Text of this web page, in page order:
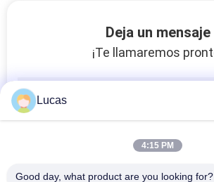
Deja un mensaje
¡Te llamaremos
Lucas
4:15 PM
Good day, what product are you looking for?